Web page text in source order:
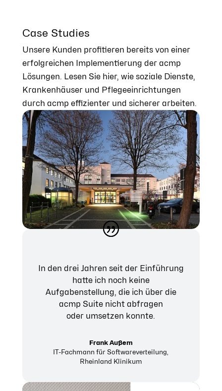
Case Studies
Unsere Kunden profitieren bereits von einer
erfolgreichen Implementierung der acmp
Lösungen. Lesen Sie hier, wie soziale Dienste,
Krankenhäuser und Pflegeeinrichtungen
durch acmp effizienter und sicherer arbeiten.
In den drei Jahren seit der Einführung
hatte ich noch keine
Aufgabenstellung, die ich über die
acmp Suite nicht abfragen
oder umsetzen konnte.
Frank Außem
IT-Fachmann für Softwareverteilung
Rheinland Klinikum